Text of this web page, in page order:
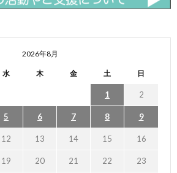
2026年8月
水 木 金 土 日
1 2
5 6 7 8 9
12 13 14 15 16
19 20 21 22 23